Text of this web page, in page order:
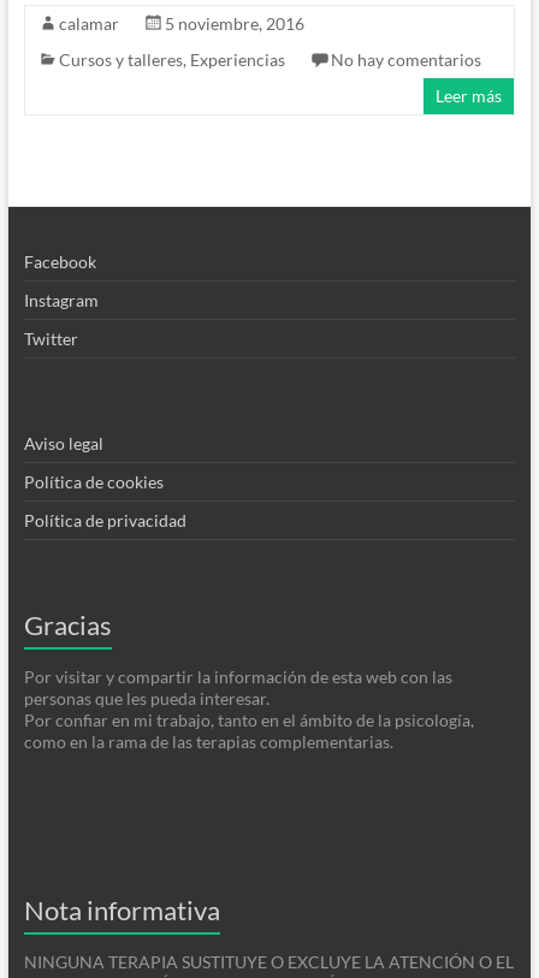
calamar
5 noviembre, 2016
Cursos y talleres, Experiencias
No hay comentarios
Leer más
Facebook
Instagram
Twitter
Aviso legal
Política de cookies
Política de privacidad
Gracias
Por visitar y compartir la información de esta web con las
personas que les pueda interesar.
Por confiar en mi trabajo, tanto en el ámbito de la psicología,
como en la rama de las terapias complementarias.
Nota informativa
NINGUNA TERAPIA SUSTITUYE O EXCLUYE LA ATENCIÓN O EL